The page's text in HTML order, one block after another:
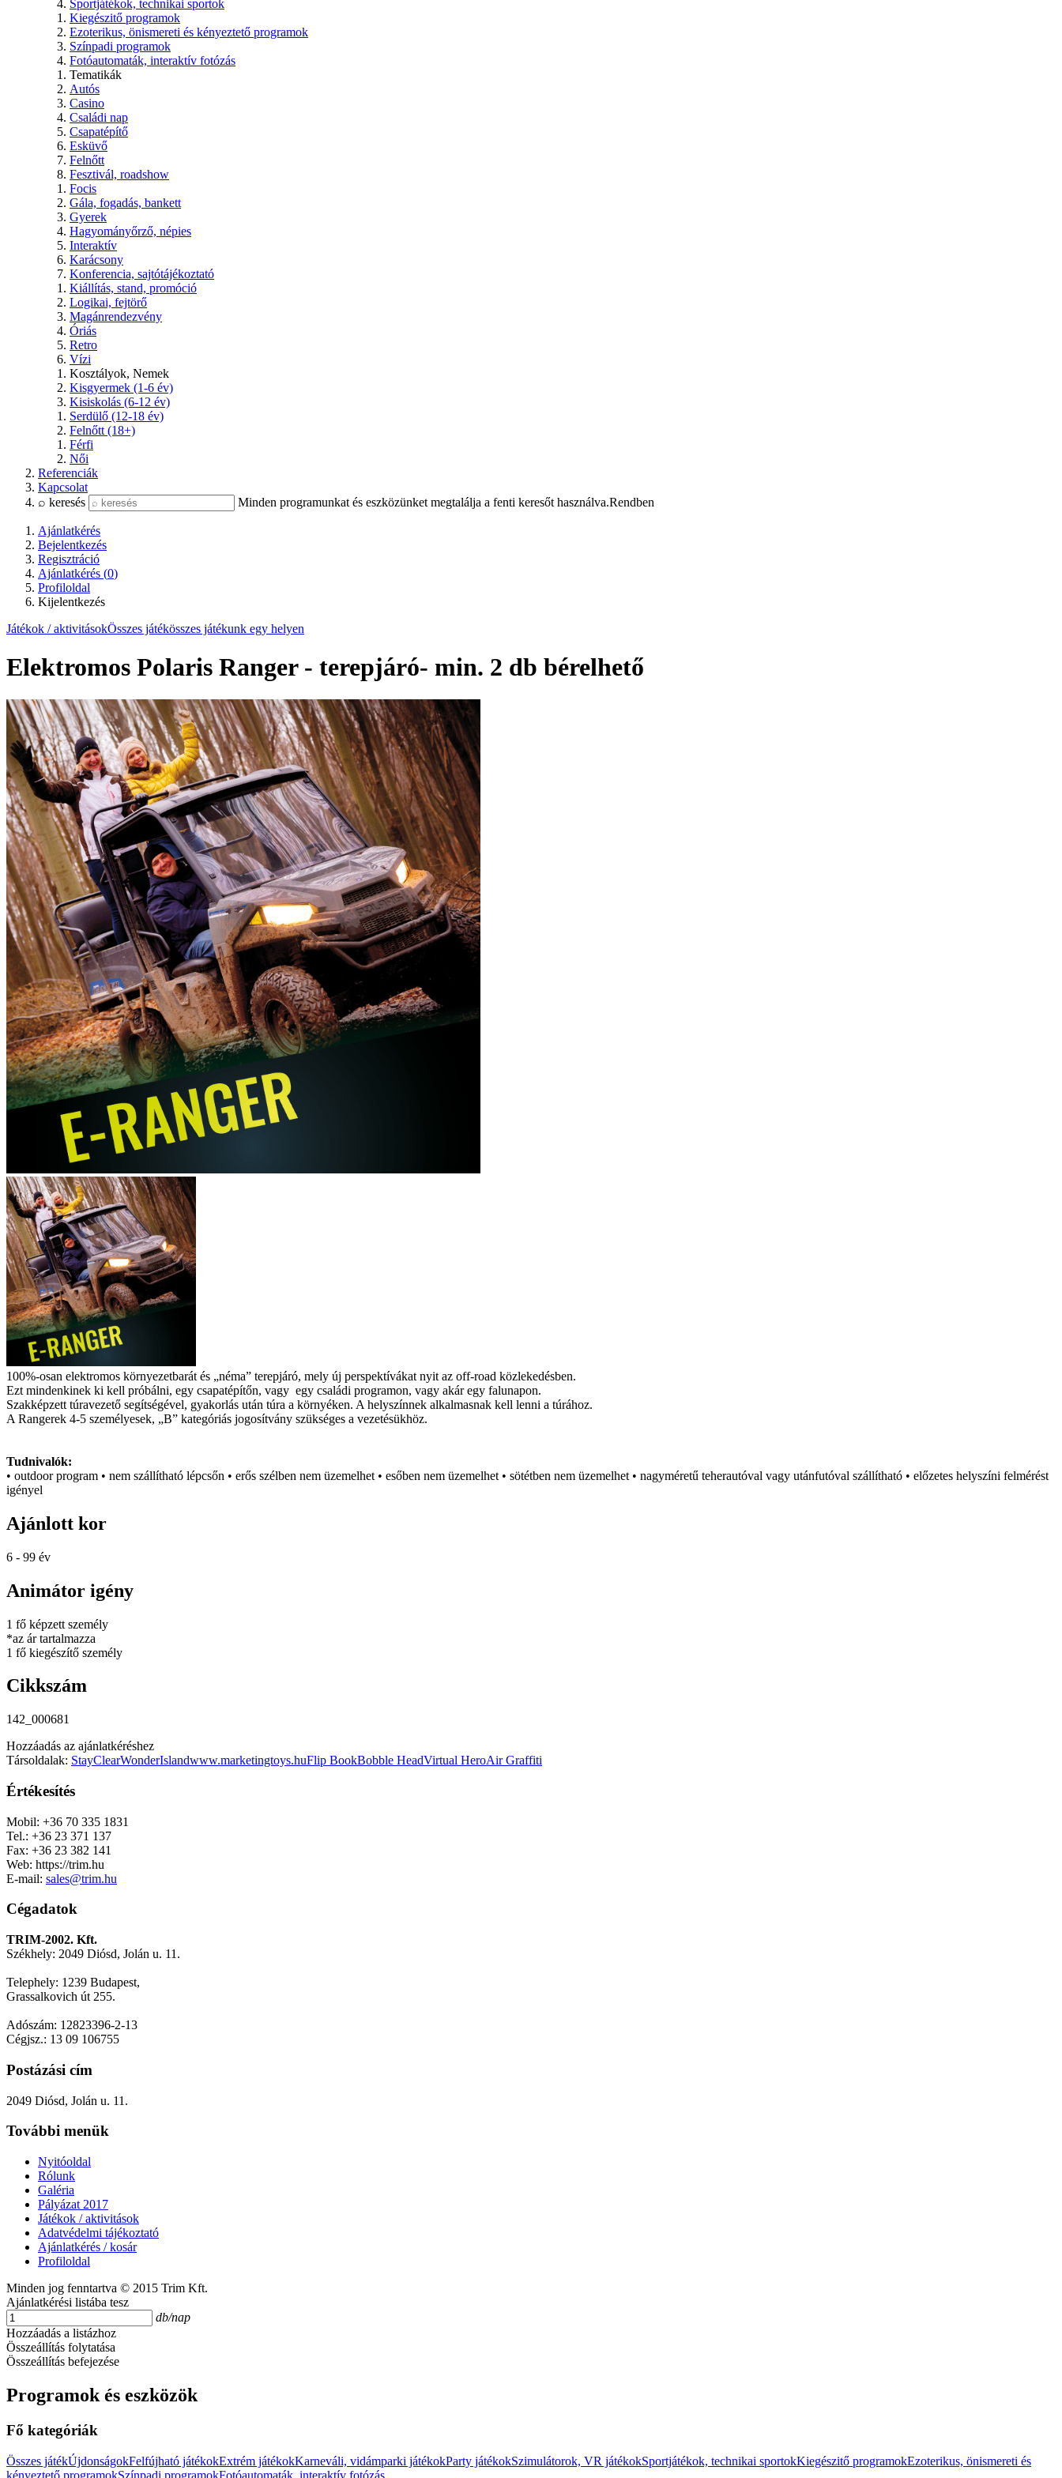
Sportjátékok, technikai sportok
Kiegészitő programok
Ezoterikus, önismereti és kényeztető programok
Színpadi programok
Fotóautomaták, interaktív fotózás
Tematikák
Autós
Casino
Családi nap
Csapatépítő
Esküvő
Felnőtt
Fesztivál, roadshow
Focis
Gála, fogadás, bankett
Gyerek
Hagyományőrző, népies
Interaktív
Karácsony
Konferencia, sajtótájékoztató
Kiállítás, stand, promóció
Logikai, fejtörő
Magánrendezvény
Óriás
Retro
Vízi
Kosztályok, Nemek
Kisgyermek (1-6 év)
Kisiskolás (6-12 év)
Serdülő (12-18 év)
Felnőtt (18+)
Férfi
Női
Referenciák
Kapcsolat
⌕ keresés
Minden programunkat és eszközünket megtalálja a fenti keresőt használva.Rendben
Ajánlatkérés
Bejelentkezés
Regisztráció
Ajánlatkérés (0)
Profiloldal
Kijelentkezés
Játékok / aktivitásokÖsszes játékösszes játékunk egy helyen
Elektromos Polaris Ranger - terepjáró- min. 2 db bérelhető
100%-osan elektromos környezetbarát és „néma” terepjáró, mely új perspektívákat nyit az off-road közlekedésben.
Ezt mindenkinek ki kell próbálni, egy csapatépítőn, vagy egy családi programon, vagy akár egy falunapon.
Szakképzett túravezető segítségével, gyakorlás után túra a környéken. A helyszínnek alkalmasnak kell lenni a túrához.
A Rangerek 4-5 személyesek, „B” kategóriás jogosítvány szükséges a vezetésükhöz.
Tudnivalók:
• outdoor program • nem szállítható lépcsőn • erős szélben nem üzemelhet • esőben nem üzemelhet • sötétben nem üzemelhet • nagyméretű teherautóval vagy utánfutóval szállítható • előzetes helyszíni felmérést
igényel
Ajánlott kor
6 - 99 év
Animátor igény
1 fő képzett személy
*az ár tartalmazza
1 fő kiegészítő személy
Cikkszám
142_000681
Hozzáadás az ajánlatkéréshez
Társoldalak: StayClearWonderIslandwww.marketingtoys.huFlip BookBobble HeadVirtual HeroAir Graffiti
Értékesítés
Mobil: +36 70 335 1831
Tel.: +36 23 371 137
Fax: +36 23 382 141
Web: https://trim.hu
E-mail: sales@trim.hu
Cégadatok
TRIM-2002. Kft.
Székhely: 2049 Diósd, Jolán u. 11.
Telephely: 1239 Budapest,
Grassalkovich út 255.
Adószám: 12823396-2-13
Cégjsz.: 13 09 106755
Postázási cím
2049 Diósd, Jolán u. 11.
További menük
Nyitóoldal
Rólunk
Galéria
Pályázat 2017
Játékok / aktivitások
Adatvédelmi tájékoztató
Ajánlatkérés / kosár
Profiloldal
Minden jog fenntartva © 2015 Trim Kft.
Ajánlatkérési listába tesz
db/nap
Hozzáadás a listázhoz
Összeállítás folytatása
Összeállítás befejezése
Programok és eszközök
Fő kategóriák
Összes játékÚjdonságokFelfújható játékokExtrém játékokKarneváli, vidámparki játékokParty játékokSzimulátorok, VR játékokSportjátékok, technikai sportokKiegészitő programokEzoterikus, önismereti és
kényeztető programokSzínpadi programokFotóautomaták, interaktív fotózás